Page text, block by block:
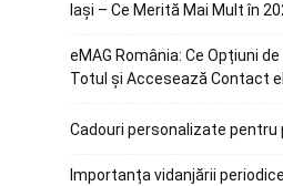
Iași – Ce Merită Mai Mult în
eMAG România: Ce Opțiuni
Totul și Accesează Contact
Cadouri personalizate
Importanța vidanjării